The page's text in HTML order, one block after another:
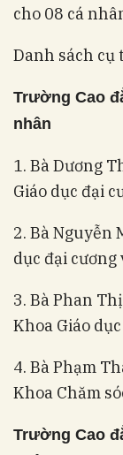
cho 08 cá
Danh sách cụ
Trường Cao
nhân
1. Bà Dương
Giáo dục đại
2. Bà Nguyễn
dục đại cương
3. Bà Phan
Khoa Giáo
4. Bà Phạm
Khoa Chăm
Trường Cao